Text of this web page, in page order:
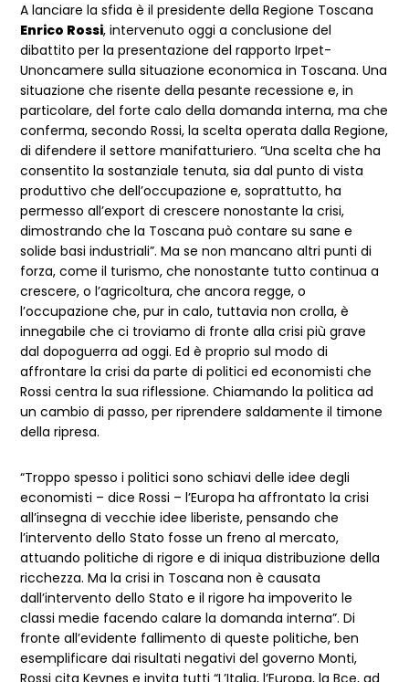
A lanciare la sfida è il presidente della Regione Toscana
Enrico Rossi, intervenuto oggi a conclusione del
dibattito per la presentazione del rapporto Irpet-
Unoncamere sulla situazione economica in Toscana. Una
situazione che risente della pesante recessione e, in
particolare, del forte calo della domanda interna, ma che
conferma, secondo Rossi, la scelta operata dalla Regione,
di difendere il settore manifatturiero. “Una scelta che ha
consentito la sostanziale tenuta, sia dal punto di vista
produttivo che dell’occupazione e, soprattutto, ha
permesso all’export di crescere nonostante la crisi,
dimostrando che la Toscana può contare su sane e
solide basi industriali”. Ma se non mancano altri punti di
forza, come il turismo, che nonostante tutto continua a
crescere, o l’agricoltura, che ancora regge, o
l’occupazione che, pur in calo, tuttavia non crolla, è
innegabile che ci troviamo di fronte alla crisi più grave
dal dopoguerra ad oggi. Ed è proprio sul modo di
affrontare la crisi da parte di politici ed economisti che
Rossi centra la sua riflessione. Chiamando la politica ad
un cambio di passo, per riprendere saldamente il timone
della ripresa.
“Troppo spesso i politici sono schiavi delle idee degli
economisti – dice Rossi – l’Europa ha affrontato la crisi
all’insegna di vecchie idee liberiste, pensando che
l’intervento dello Stato fosse un freno al mercato,
attuando politiche di rigore e di iniqua distribuzione della
ricchezza. Ma la crisi in Toscana non è causata
dall’intervento dello Stato e il rigore ha impoverito le
classi medie facendo calare la domanda interna”. Di
fronte all’evidente fallimento di queste politiche, ben
esemplificare dai risultati negativi del governo Monti,